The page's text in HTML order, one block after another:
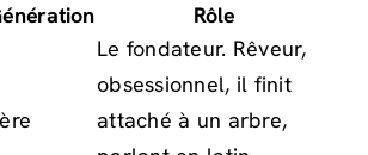
Rôle
Le fondateur. Rêveur,
obsessionnel, il finit
attaché à un arbre,